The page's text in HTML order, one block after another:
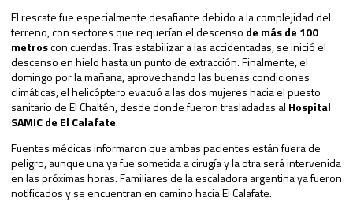
El rescate fue especialmente desafiante debido a la complejidad del
terreno, con sectores que requerían el descenso de más de 100
metroscon cuerdas. Tras estabilizar a las accidentadas, se inició el
descenso en hielo hasta un punto de extracción. Finalmente, el
domingo por la mañana, aprovechando las buenas condiciones
climáticas, el helicóptero evacuó a las dos mujeres hacia el puesto
sanitario de El Chaltén, desde donde fueron trasladadas al Hospital
SAMIC de El Calafate.
Fuentes médicas informaron que ambas pacientes están fuera de
peligro, aunque una ya fue sometida a cirugía y la otra será intervenida
en las próximas horas. Familiares de la escaladora argentina ya fueron
notificados y se encuentran en camino hacia El Calafate.